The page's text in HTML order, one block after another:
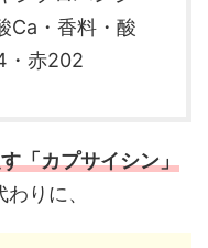
Ca・香料・酸
・赤202
「カプサイシン」
りに、